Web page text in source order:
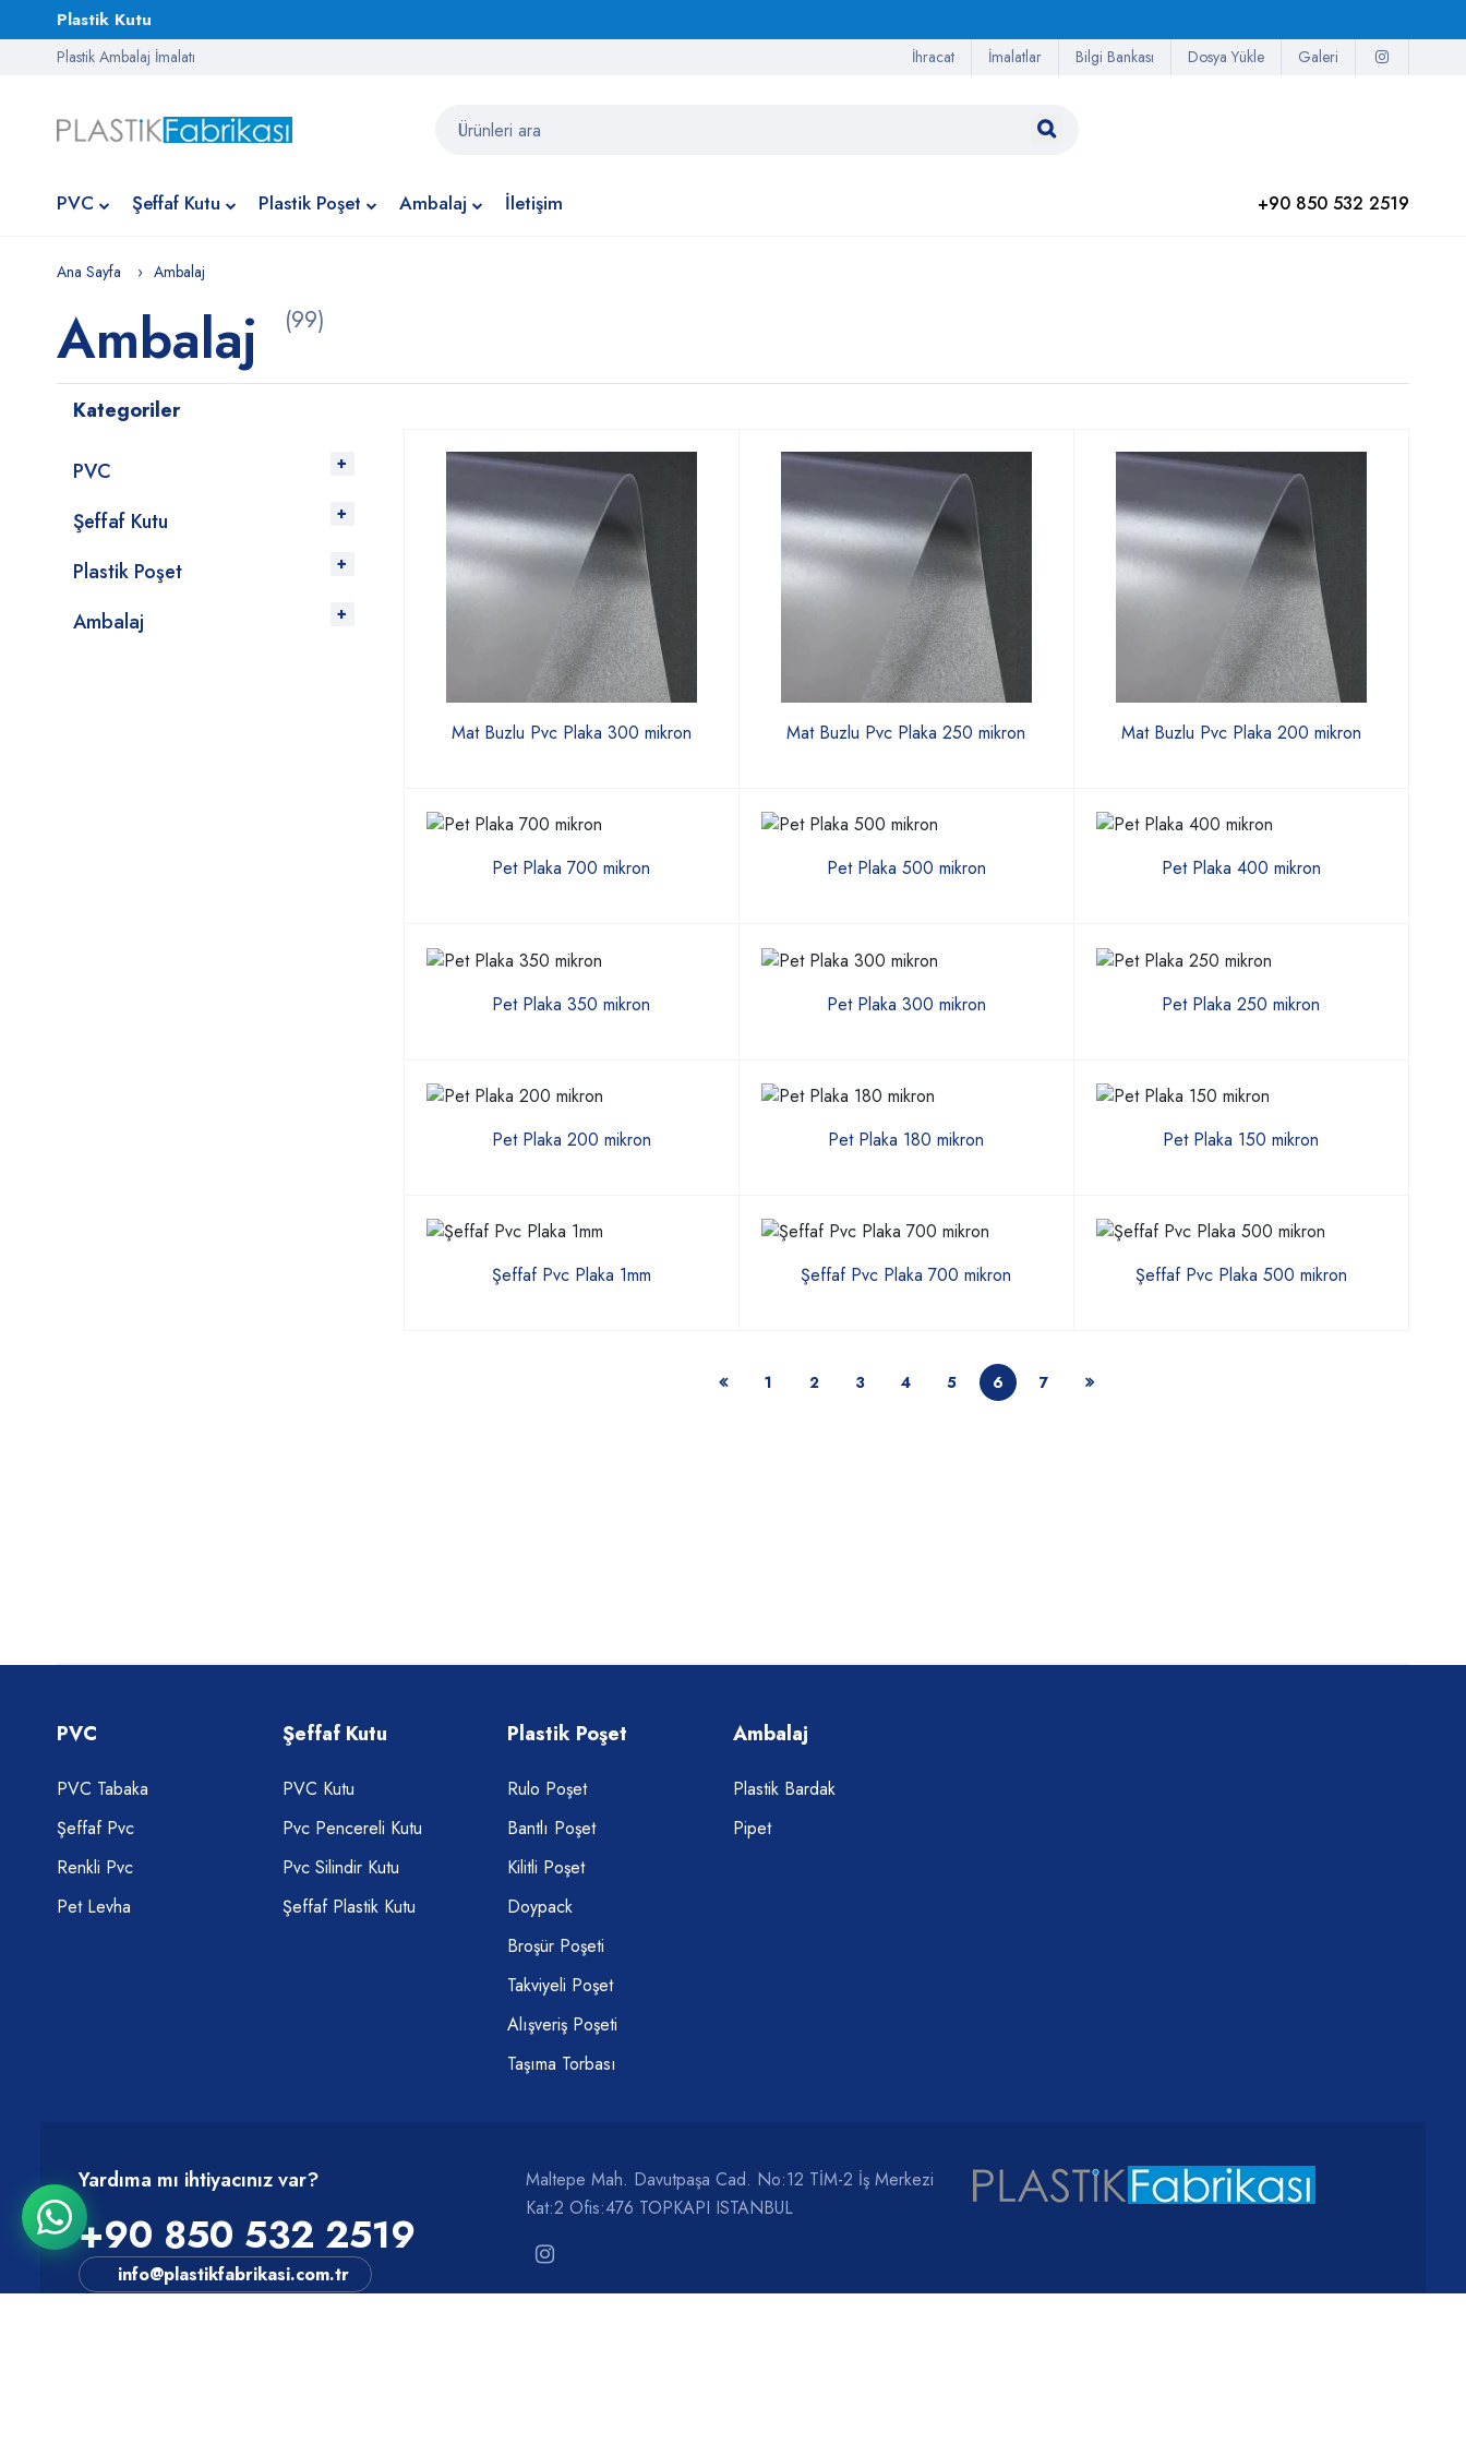
Plastik Kutu
Plastik Ambalaj İmalatı İhracat İmalatlar Bilgi Bankası Dosya Yükle Galeri
PVC Şeffaf Kutu Plastik Poşet Ambalaj İletişim +90 850 532 2519
Ana Sayfa Ambalaj
Ambalaj (99)
Mat Buzlu Pvc Plaka 300 mikron Mat Buzlu Pvc Plaka 250 mikron Mat Buzlu Pvc Plaka 200 mikron
Pet Plaka 700 mikron Pet Plaka 500 mikron Pet Plaka 400 mikron
Pet Plaka 350 mikron Pet Plaka 300 mikron Pet Plaka 250 mikron
Pet Plaka 200 mikron Pet Plaka 180 mikron Pet Plaka 150 mikron
Şeffaf Pvc Plaka 1mm Şeffaf Pvc Plaka 700 mikron Şeffaf Pvc Plaka 500 mikron
1 2 3 4 5 6 7
Kategoriler
PVC
Şeffaf Kutu
Plastik Poşet
Ambalaj
PVC
PVC Tabaka
Şeffaf Pvc
Renkli Pvc
Pet Levha
Şeffaf Kutu
PVC Kutu
Pvc Pencereli Kutu
Pvc Silindir Kutu
Şeffaf Plastik Kutu
Plastik Poşet
Rulo Poşet
Bantlı Poşet
Kilitli Poşet
Doypack
Broşür Poşeti
Takviyeli Poşet
Alışveriş Poşeti
Taşıma Torbası
Ambalaj
Plastik Bardak
Pipet
Yardıma mı ihtiyacınız var?
+90 850 532 2519
info@plastikfabrikasi.com.tr
Maltepe Mah. Davutpaşa Cad. No:12 TİM-2 İş Merkezi
Kat:2 Ofis:476 TOPKAPI ISTANBUL